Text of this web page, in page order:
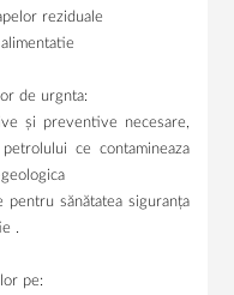
reziduale
de urgnta:
și preventive necesare,
ce contamineaza
sănătatea siguranța
.
pe: